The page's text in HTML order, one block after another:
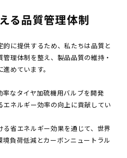
る品質管理体制
に提供するため、私たちは品質と
理体制を整え、製品品質の維持・
めています。
率なタイヤ加硫機用バルブを開発
エネルギー効率の向上に貢献してい
る省エネルギー効果を通じて、世界
負荷低減とカーボンニュートラル